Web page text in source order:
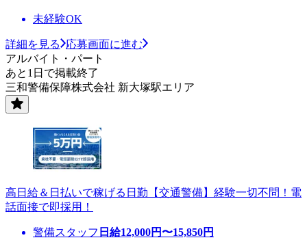
未経験OK
詳細を見る
応募画面に進む
アルバイト・パート
あと1日で掲載終了
三和警備保障株式会社 新大塚駅エリア
高日給＆日払いで稼げる日勤【交通警備】経験一切不問！電
話面接で即採用！
警備スタッフ 日給12,000円〜15,850円